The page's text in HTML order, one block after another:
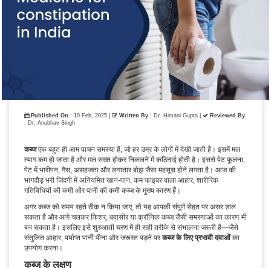
Published On : 10 Feb, 2025 | Written By : Dr. Himani Gupta |
Reviewed By
: Dr. Anubhav Singh
कब्जएक बहुत ही आम पाचन समस्या है, जो हर उम्र के लोगों में देखी जाती है। इसमें मल
त्याग कम हो जाता है और मल सख्त होकर निकलने में कठिनाई होती है। इससे पेट फूलना,
पेट में भारीपन, गैस, असहजता और लगातार बोझ जैसा महसूस होने लगता है। आज की
भागदौड़ भरी जिंदगी में अनियमित खान-पान, कम फाइबर वाला आहार, शारीरिक
गतिविधियों की कमी और पानी की कमी कब्ज के मुख्य कारण हैं।
अगर कब्ज को समय रहते ठीक न किया जाए, तो यह आपकी संपूर्ण सेहत पर असर डाल
सकता है और आगे चलकर फिशर, बवासीर या क्रॉनिक कब्ज जैसी समस्याओं का कारण भी
बन सकता है। इसलिए इसे शुरुआती चरण में ही सही तरीके से संभालना जरूरी है—जैसे
संतुलित आहार, पर्याप्त पानी पीना और जरूरत पड़ने परकब्ज के लिए प्रभावी दवाओंका
उपयोग करना।
कब्ज के लक्षण